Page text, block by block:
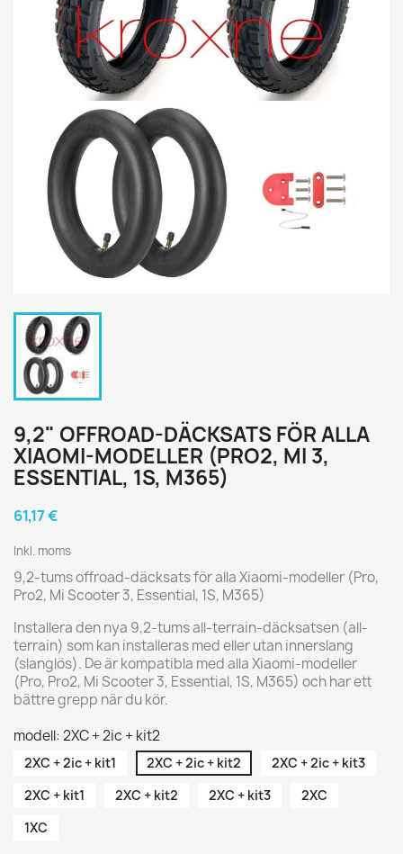
9,2" OFFROAD-DÄCKSATS FÖR ALLA
XIAOMI-MODELLER (PRO2, MI 3,
ESSENTIAL, 1S, M365)
61,17 €
Inkl. moms
9,2-tums offroad-däcksats för alla Xiaomi-modeller (Pro,
Pro2, Mi Scooter 3, Essential, 1S, M365)
Installera den nya 9,2-tums all-terrain-däcksatsen (all-
terrain) som kan installeras med eller utan innerslang
(slanglös). De är kompatibla med alla Xiaomi-modeller
(Pro, Pro2, Mi Scooter 3, Essential, 1S, M365) och har ett
bättre grepp när du kör.
modell: 2XC + 2ic + kit2
2XC + 2ic + kit1 2XC + 2ic + kit2
2XC + 2ic + kit3
2XC + kit1
2XC + kit2 2XC + kit3
2XC
1XC